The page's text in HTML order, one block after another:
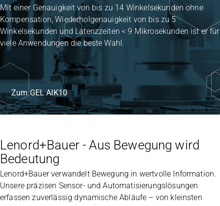
Mit einer Genauigkeit von bis zu 14 Winkelsekunden ohne
Kompensation, Wiederholgenauigkeit von bis zu 5
Winkelsekunden und Latenzzeiten < 9 Mikrosekunden ist er für
viele Anwendungen die beste Wahl.
Zum GEL AIK10
Lenord+Bauer - Aus Bewegung wird
Bedeutung
Lenord+Bauer verwandelt Bewegung in wertvolle Information.
Unsere präzisen Sensor- und Automatisierungslösungen
erfassen zuverlässig dynamische Abläufe – von kleinsten